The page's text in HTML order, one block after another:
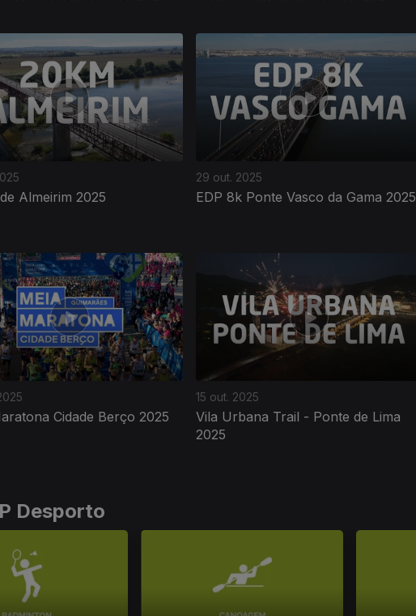
Almeirim 2025
29 out. 2025
EDP 8k Ponte Vasco da Gama 2025
Cidade Berço 2025
15 out. 2025
Vila Urbana Trail - Ponte de Lima
2025
Desporto